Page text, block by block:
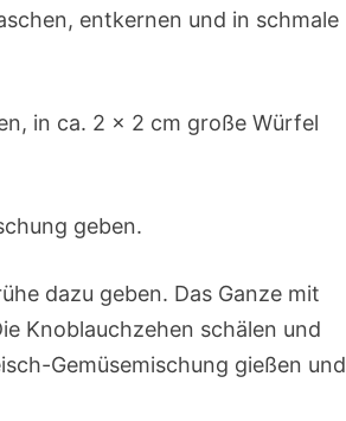
entkernen und in schmale
in ca. 2 x 2 cm große Würfel
geben.
dazu geben. Das Ganze mit
Knoblauchzehen schälen und
Gemüsemischung gießen und